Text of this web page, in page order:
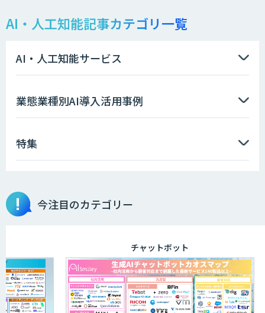
AIエージェント開発支援
AIエンジニアアカデミー（バイブコーデ
aiDAPTIV+
アリストルの法人向けAI研修
AI・人工知能記事カテゴリ一覧
AI・人工知能サービス
業態業種別AI導入活用事例
特集
今注目のカテゴリー
チャットボット